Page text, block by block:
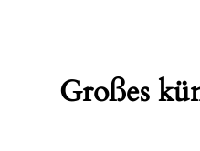
Großes